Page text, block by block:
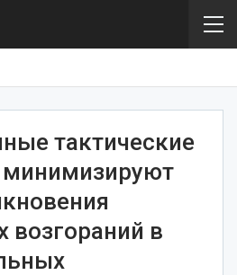
тактические
минимизируют
в